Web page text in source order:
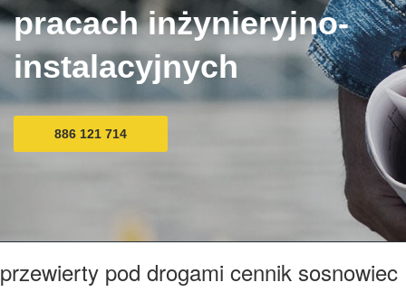
pracach inżynieryjno-
instalacyjnych
886 121 714
przewierty pod drogami cennik sosnowiec